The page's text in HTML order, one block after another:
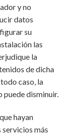
y no
datos
su
las
la
de dicha
caso, la
puede disminuir.
hayan
servicios más